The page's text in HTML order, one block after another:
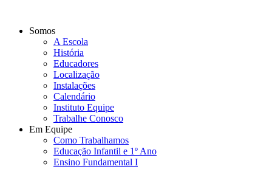
Somos
A Escola
História
Educadores
Localização
Instalações
Calendário
Instituto Equipe
Trabalhe Conosco
Em Equipe
Como Trabalhamos
Educação Infantil e 1º Ano
Ensino Fundamental I